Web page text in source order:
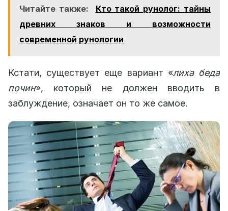
Читайте также:
Кто такой рунолог: тайны
древних знаков и возможности
современной рунологии
Кстати, существует еще вариант «лиха беда
почин», который не должен вводить в
заблуждение, означает он то же самое.